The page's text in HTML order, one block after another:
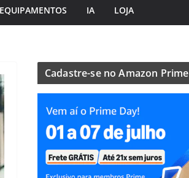
EQUIPAMENTOS IA LOJA
Cadastre-se no Amazon Prime